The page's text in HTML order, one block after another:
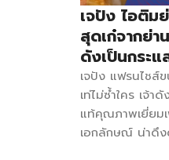
รายได้มาฝากทุ
ไชส์เครื่องดื่มสมู
ง่าย เปิดได้หลา
จนถึงร้านเอาต์ด
โคตรปั่นเข้าถึงลู
เครื่องดื่มผลไม้ที่
คล้ายไอศกรีม ค
กับคุ้ม เรื่องการ
เจปัง ไอติม
สุดเก๋จากย่
ดังเป็นกระแ
เจปัง แฟรนไช
เท่ไม่ซ้ำใคร เจ้า
แท้คุณภาพเยี่ยม
เอกลักษณ์ น่าดึ